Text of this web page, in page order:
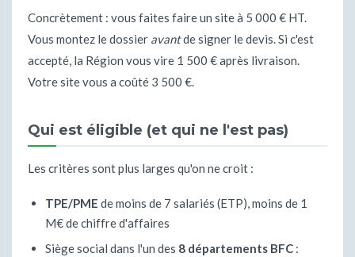
Concrètement : vous faites faire un site à 5 000 € HT.
Vous montez le dossier avantde signer le devis. Si c'est
accepté, la Région vous vire 1 500 € après livraison.
Votre site vous a coûté 3 500 €.
Qui est éligible (et qui ne l'est pas)
Les critères sont plus larges qu'on ne croit :
TPE/PME de moins de 7 salariés (ETP), moins de 1
M€ de chiffre d'affaires
Siège social dans l'un des 8 départements BFC :